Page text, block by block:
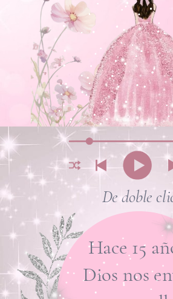
Hace 15
Dios nos
De doble